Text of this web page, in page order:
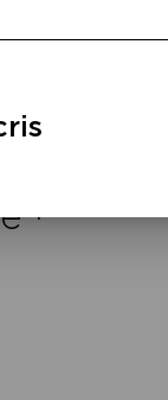
·
·
marie
·